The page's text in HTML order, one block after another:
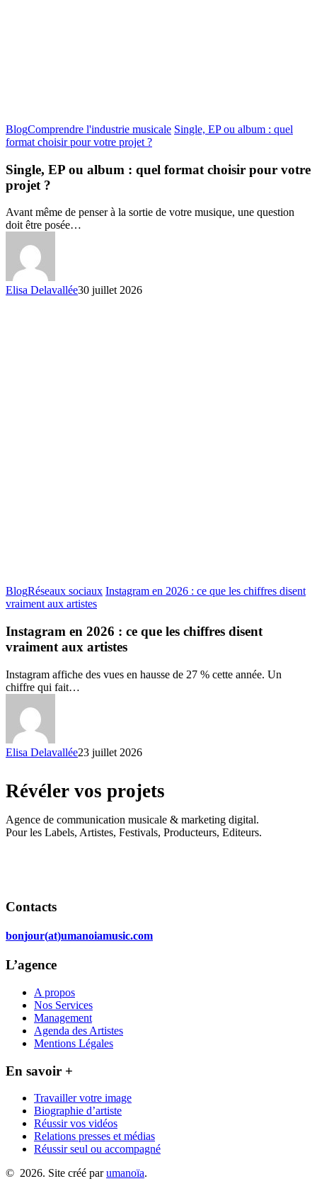
BlogComprendre l'industrie musicale Single, EP ou album : quel
format choisir pour votre projet ?
Single, EP ou album : quel format choisir pour votre
projet ?
Avant même de penser à la sortie de votre musique, une question
doit être posée…
Elisa Delavallée30 juillet 2026
BlogRéseaux sociaux Instagram en 2026 : ce que les chiffres disent
vraiment aux artistes
Instagram en 2026 : ce que les chiffres disent
vraiment aux artistes
Instagram affiche des vues en hausse de 27 % cette année. Un
chiffre qui fait…
Elisa Delavallée23 juillet 2026
Révéler vos projets
Agence de communication musicale & marketing digital.
Pour les Labels, Artistes, Festivals, Producteurs, Editeurs.
Contacts
bonjour(at)umanoiamusic.com
L’agence
A propos
Nos Services
Management
Agenda des Artistes
Mentions Légales
En savoir +
Travailler votre image
Biographie d’artiste
Réussir vos vidéos
Relations presses et médias
Réussir seul ou accompagné
© 2026. Site créé parumanoïa.